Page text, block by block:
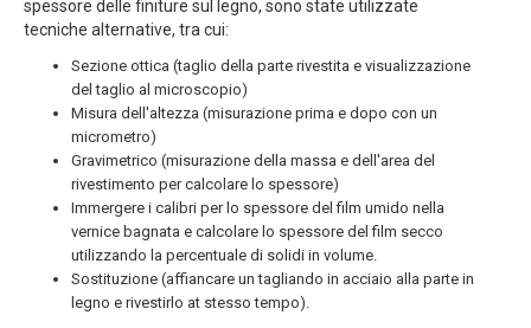
spessore delle finiture sul legno, sono state utilizzate
tecniche alternative, tra cui:
Sezione ottica (taglio della parte rivestita e visualizzazione
del taglio al microscopio)
Misura dell'altezza (misurazione prima e dopo con un
micrometro)
Gravimetrico (misurazione della massa e dell'area del
rivestimento per calcolare lo spessore)
Immergere i calibri per lo spessore del film umido nella
vernice bagnata e calcolare lo spessore del film secco
utilizzando la percentuale di solidi in volume.
Sostituzione (affiancare un tagliando in acciaio alla parte in
legno e rivestirlo at stesso tempo).